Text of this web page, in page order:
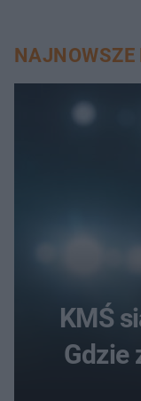
NAJNOWSZE
KMŚ
Gdzie